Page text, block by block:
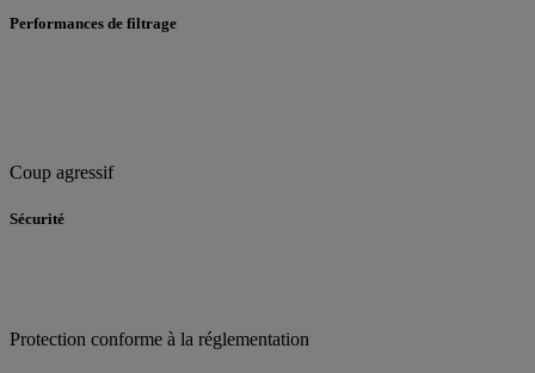
Performances de filtrage
Coup agressif
Sécurité
Protection conforme à la réglementation